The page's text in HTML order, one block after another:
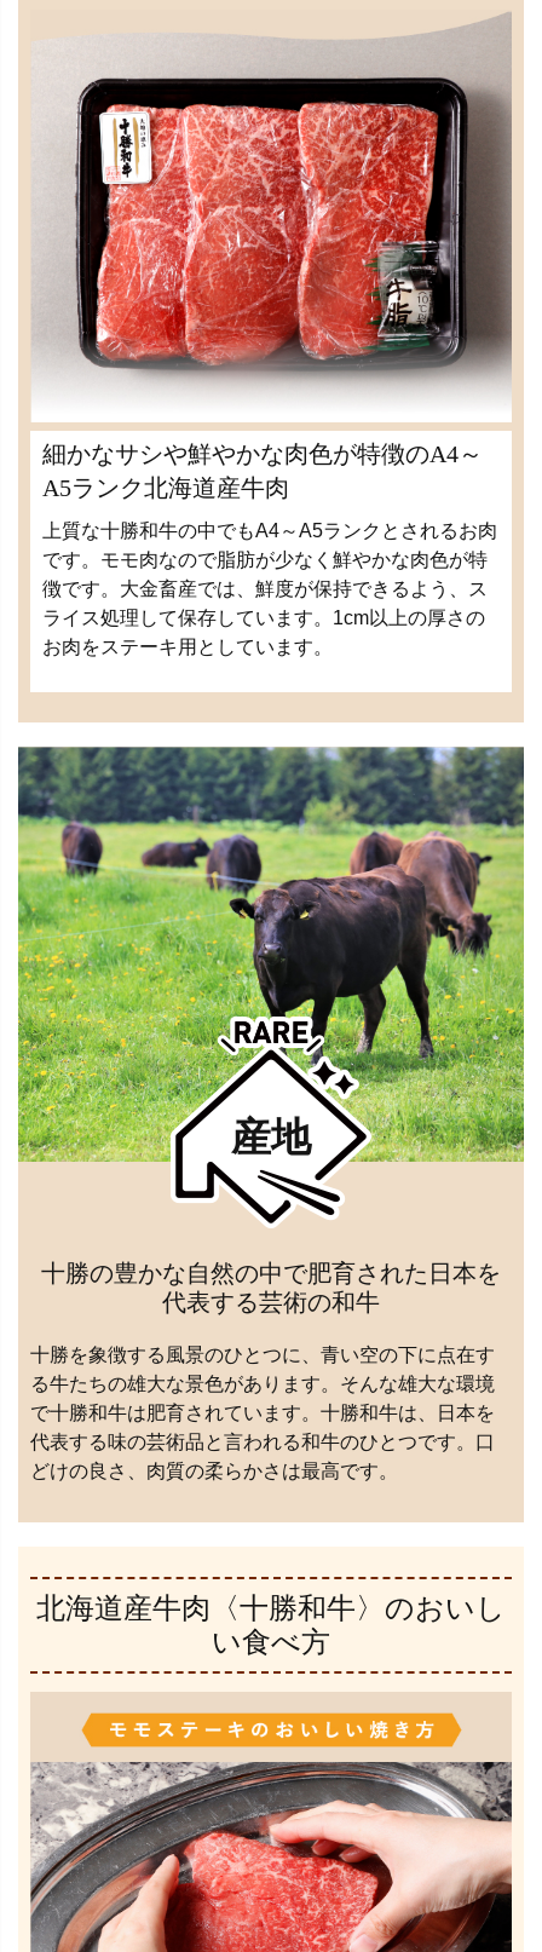
細かなサシや鮮やかな肉色が特徴のA4～
A5ランク北海道産牛肉
上質な十勝和牛の中でもA4～A5ランクとされるお肉
です。モモ肉なので脂肪が少なく鮮やかな肉色が特
徴です。大金畜産では、鮮度が保持できるよう、ス
ライス処理して保存しています。1cm以上の厚さの
お肉をステーキ用としています。
産地
十勝の豊かな自然の中で肥育された日本を
代表する芸術の和牛
十勝を象徴する風景のひとつに、青い空の下に点在す
る牛たちの雄大な景色があります。そんな雄大な環境
で十勝和牛は肥育されています。十勝和牛は、日本を
代表する味の芸術品と言われる和牛のひとつです。口
どけの良さ、肉質の柔らかさは最高です。
北海道産牛肉〈十勝和牛〉のおいし
い食べ方